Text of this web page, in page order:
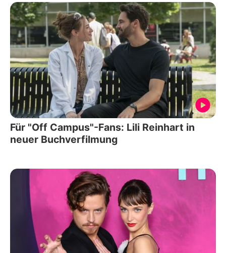
Für "Off Campus"-Fans: Lili Reinhart in
neuer Buchverfilmung